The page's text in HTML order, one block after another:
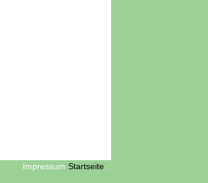
Startseite :
Impressum